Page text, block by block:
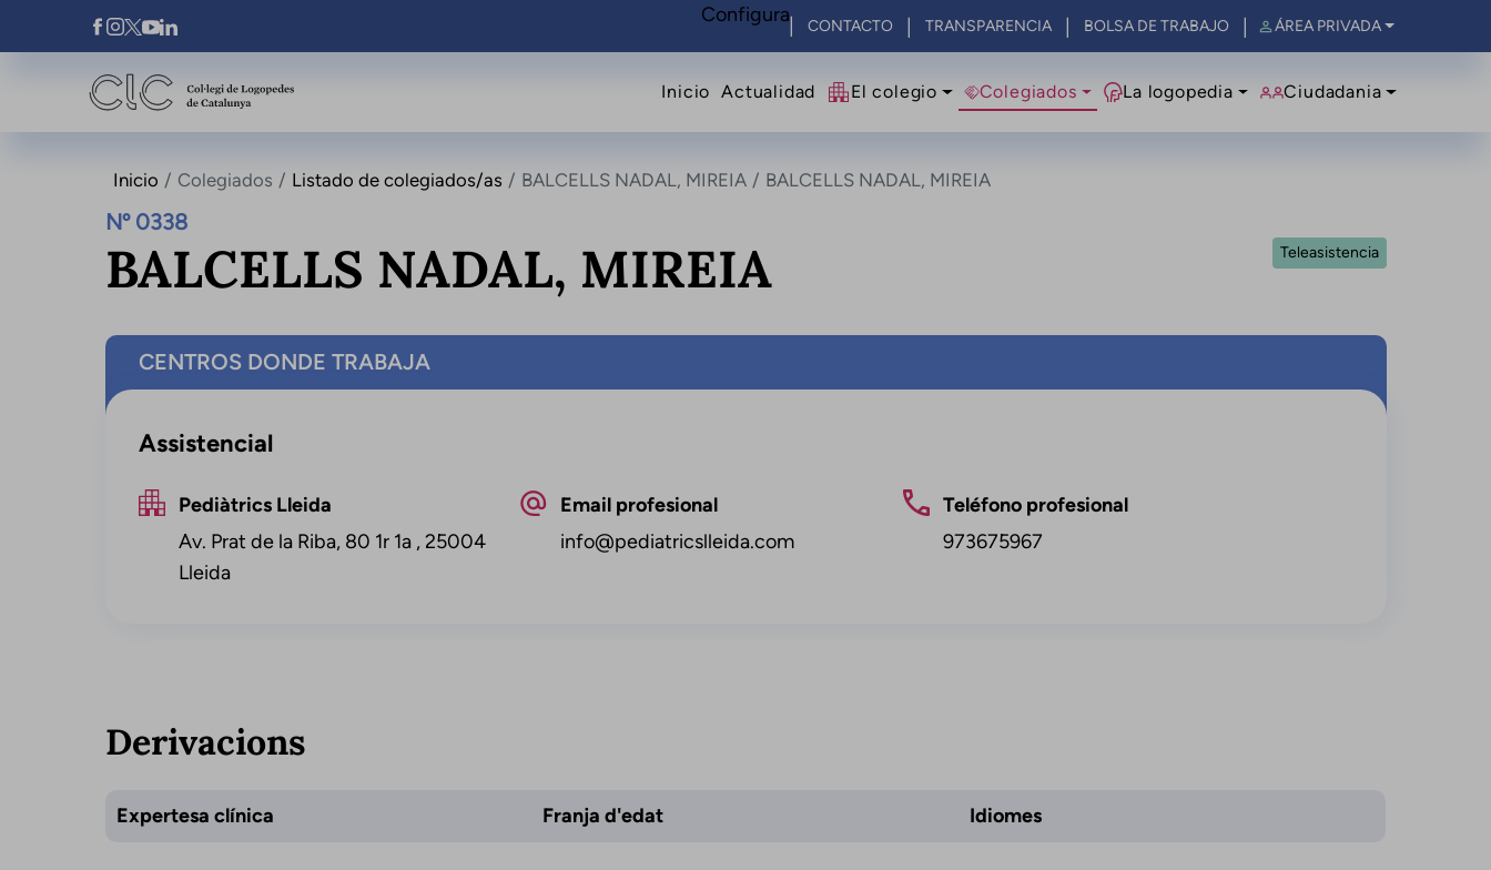
Pasar al contenido principal
Xarxes Socials CONTACTO TRANSPARENCIA BOLSA DE TRABAJO ÁREA PRIVADA
Navegació principal
Inicio Actualidad El colegio Colegiados La logopedia Ciudadania
Inicio Colegiados Listado de colegiados/as BALCELLS NADAL, MIREIA BALCELLS NADAL, MIREIA
Nº 0338
BALCELLS NADAL, MIREIA Teleasistencia
CENTROS DONDE TRABAJA
Assistencial
Pediàtrics Lleida
Av. Prat de la Riba, 80 1r 1a , 25004
Lleida
Email profesional
info@pediatricslleida.com
Teléfono profesional
973675967
Derivacions
Expertesa clínica Franja d'edat Idiomes
Configura